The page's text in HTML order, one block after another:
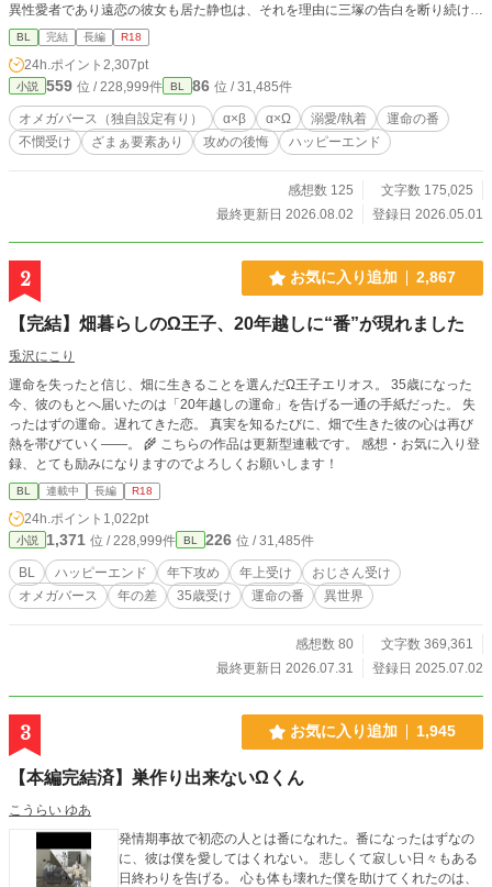
異性愛者であり遠恋の彼女も居た静也は、それを理由に三塚の告白を断り続けた
が、ある時三塚に酒に酔わされ、抱かれてしまう。 既成事実を作る事に成功し
た三塚は、強引に静也を略奪、結婚。 しかし熱愛は続かず、三塚は愛人を囲い
始める。しかも相手はΩで、三塚と番になって子どもを産む事を望んでいた。 バ
ース法により、婚姻外の番契約は禁止されている。可愛い愛人の願いを叶える為
には、まず静也と離婚しなくてはならない。 そうして結婚生活が五年目に入っ
たある夜、三塚は静也に離婚を切り出す。 愛人に目が眩む三塚は、この先で自
分を待つ恐ろしい運命など、想像すらできずにいたが……。 手段を選ばず生き
りミスです！ お詫びして訂正いたしますm(_ _)m
BL 完結 長編 R18
24h.ポイント 2,307pt
小説 559 位 / 228,999件 BL 86 位 / 31,485件
オメガバース（独自設定有り） α×β α×Ω 溺愛/執着
運命の番
不憫受け
ざまぁ要素あり 攻めの後悔 ハッピーエンド
感想数 125
文字数 175,025
最終更新日 2026.08.02
登録日 2026.05.01
2 お気に入り追加 2,867
【完結】畑暮らしのΩ王子、20年越しに“番”が現れました
兎沢にこり
運命を失ったと信じ、畑に生きることを選んだΩ王子エリオス。 35歳になった
今、彼のもとへ届いたのは「20年越しの運命」を告げる一通の手紙だった。 失
ったはずの運命。遅れてきた恋。 真実を知るたびに、畑で生きた彼の心は再び
熱を帯びていく――。 🌾 こちらの作品は更新型連載です。 感想・お気に入り登
録、とても励みになりますのでよろしくお願いします！
BL 連載中 長編 R18
24h.ポイント 1,022pt
小説 1,371 位 / 228,999件 BL 226 位 / 31,485件
BL ハッピーエンド 年下攻め 年上受け
おじさん受け
オメガバース
年の差 35歳受け 運命の番 異世界
感想数 80
文字数 369,361
最終更新日 2026.07.31
登録日 2025.07.02
3 お気に入り追加 1,945
【本編完結済】巣作り出来ないΩくん
こうらい ゆあ
発情期事故で初恋の人とは番になれた。番になったはずなの
に、彼は僕を愛してはくれない。 悲しくて寂しい日々もある
日終わりを告げる。 心も体も壊れた僕を助けてくれたのは、